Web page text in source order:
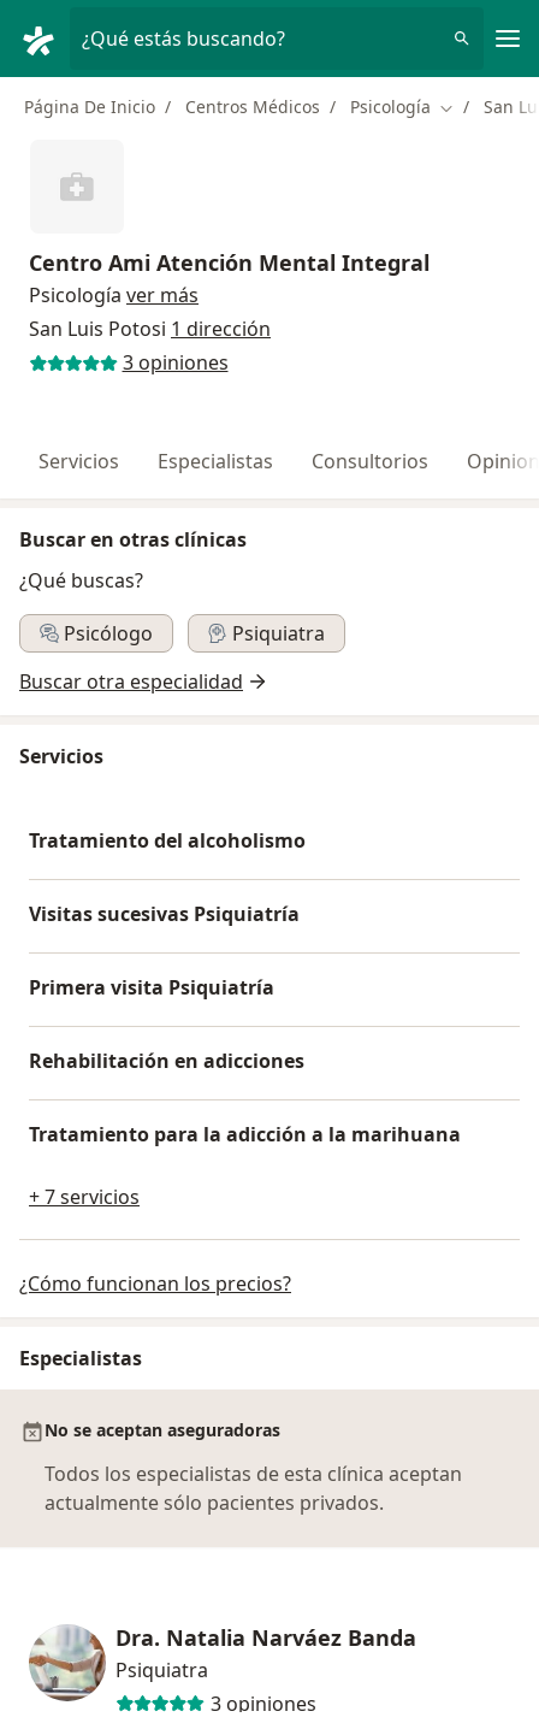
¿Qué estás buscando?
Página De Inicio Centros Médicos Psicología Cambiar de
San
Centro Ami Atención Mental Integral
Psicología ver más
San Luis Potosi 1 dirección
3 opiniones
Servicios Especialistas Consultorios
Buscar en otras clínicas
¿Qué buscas?
Psicólogo
Psiquiatra
Buscar otra especialidad
Servicios
Tratamiento del alcoholismo
Visitas sucesivas Psiquiatría
Primera visita Psiquiatría
Rehabilitación en adicciones
Tratamiento para la adicción a la marihuana
+ 7 servicios
¿Cómo funcionan los precios?
Especialistas
No se aceptan aseguradoras
Todos los especialistas de esta clínica aceptan
actualmente sólo pacientes privados.
Dra. Natalia Narváez Banda
Psiquiatra
3 opiniones